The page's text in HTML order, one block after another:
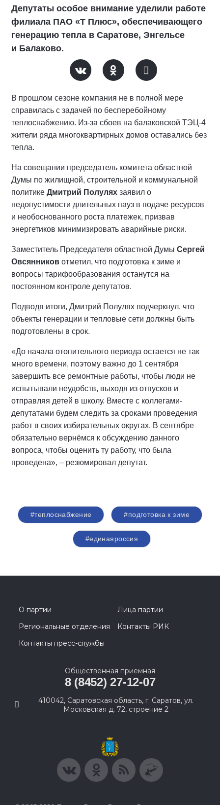
Депутаты особое внимание уделили работе
филиала ПАО «Т Плюс», обеспечивающего
генерацию тепла в Саратове, Энгельсе
и Балаково.
В прошлом сезоне компания не в полной мере
справилась с задачей по бесперебойному
теплоснабжению. Из-за сбоев на балаковской ТЭЦ-4
жители ряда многоквартирных домов оставались без
тепла.
На совещании председатель комитета областной
Думы по жилищной, строительной и коммунальной
политике Дмитрий Полулях заявил о
недопустимости длительных пауз в подаче ресурсов
и необоснованного роста платежек, призвав
энергетиков минимизировать аварийные риски.
Заместитель Председателя областной Думы Сергей
Овсянников отметил, что подготовка к зиме и
вопросы тарифообразования останутся на
постоянном контроле депутатов.
Подводя итоги, Дмитрий Полулях подчеркнул, что
объекты генерации и тепловые сети должны быть
подготовлены в срок.
«До начала отопительного периода остается не так
много времени, поэтому важно до 1 сентября
завершить все ремонтные работы, чтобы люди не
испытывали неудобств, выходя из отпусков и
отправляя детей в школу. Вместе с коллегами-
депутатами будем следить за сроками проведения
работ в своих избирательных округах. В сентябре
обязательно вернёмся к обсуждению данного
вопроса, чтобы оценить ту работу, что была
проведена», – резюмировал депутат.
#теплоснабжение #подготовка к зиме
#единаяроссия
О партии
Лица партии
Региональные отделения
Контакты РИК
Контакты пресс-службы
Общественная приемная
8 (8452) 27-12-07
410042, Саратовская область, г. Саратов, ул.
Московская д. 72, строение 2